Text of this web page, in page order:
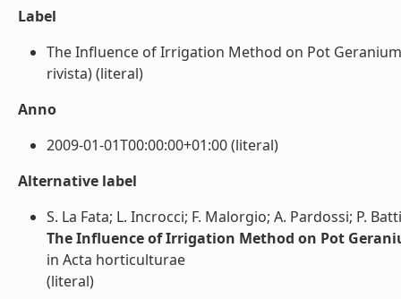
Label
The Influence of Irrigation Method on Pot
rivista) (literal)
Anno
2009-01-01T00:00:00+01:00 (literal)
Alternative label
S. La Fata; L. Incrocci; F. Malorgio; A. Pardossi; P.
The Influence of Irrigation Method on Pot
in Acta horticulturae
(literal)